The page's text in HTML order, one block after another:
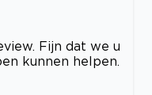
Fijn dat we u
kunnen helpen.